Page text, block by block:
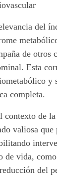
del
de otros
Esta
y
completa.
contexto de
valiosa
de vida,
del